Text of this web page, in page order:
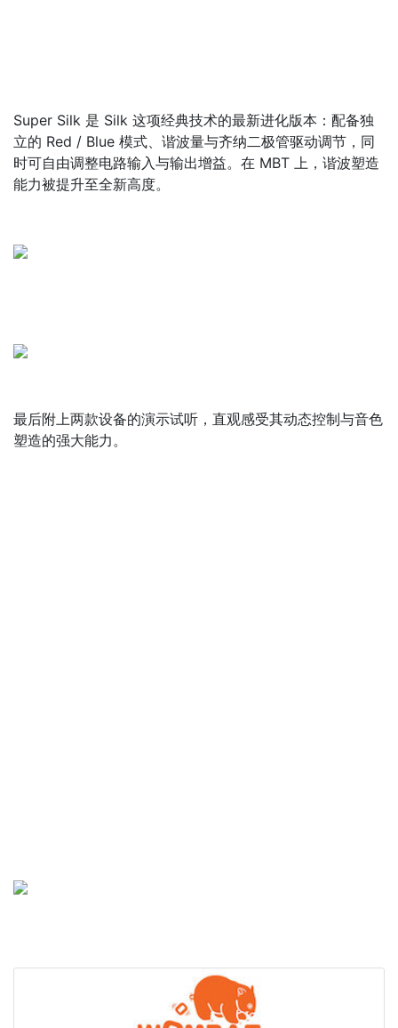
Super Silk 是 Silk 这项经典技术的最新进化版本：配备独
立的 Red / Blue 模式、谐波量与齐纳二极管驱动调节，同
时可自由调整电路输入与输出增益。在 MBT 上，谐波塑造
能力被提升至全新高度。
最后附上两款设备的演示试听，直观感受其动态控制与音色
塑造的强大能力。